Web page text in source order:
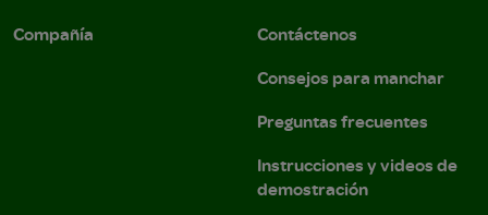
Compañía
Contáctenos
Consejos para manchar
Preguntas frecuentes
Instrucciones y videos de
demostración